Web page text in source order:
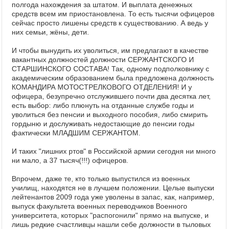
полгода нахождения за штатом. И выплата денежных
средств всем им приостановлена. То есть тысячи офицеров
сейчас просто лишены средств к существованию. А ведь у
них семьи, жёны, дети.
И чтобы вынудить их уволиться, им предлагают в качестве
вакантных должностей должности СЕРЖАНТСКОГО И
СТАРШИНСКОГО СОСТАВА! Так, одному подполковнику с
академическим образованием была предложена должность
КОМАНДИРА МОТОСТРЕЛКОВОГО ОТДЕЛЕНИЯ! И у
офицера, безупречно отслужившего почти два десятка лет,
есть выбор: либо плюнуть на отданные службе годы и
уволиться без пенсии и выходного пособия, либо смирить
гордыню и дослуживать недостающие до пенсии годы
фактически МЛАДШИМ СЕРЖАНТОМ.
И таких "лишних ртов" в Российской армии сегодня ни много
ни мало, а 37 тысяч(!!!) офицеров.
Впрочем, даже те, кто только выпустился из военных
училищ, находятся не в лучшем положении. Целые выпуски
лейтенантов 2009 года уже уволены в запас, как, например,
выпуск факультета военных переводчиков Военного
университета, которых "распогонили" прямо на выпуске, и
лишь редкие счастливцы нашли себе должности в тыловых